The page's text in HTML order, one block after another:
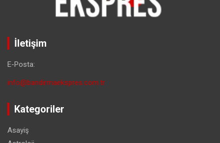
İletişim
E-Posta:
info@bandirmaekspres.com.tr
Kategoriler
Asayiş